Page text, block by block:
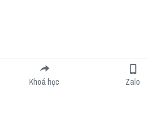
Submit
Khoá học Zalo